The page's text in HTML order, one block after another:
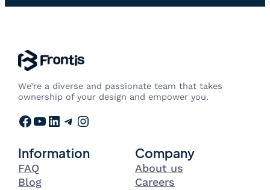
We’re a diverse and passionate team that takes
ownership of your design and empower you.
Facebook YouTube LinkedIn Telegram Instagram
Information
FAQ
Blog
Company
About us
Careers